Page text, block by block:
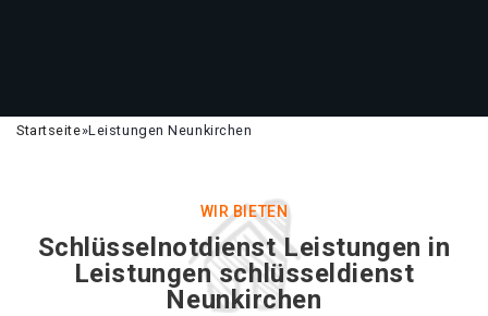
Startseite»Leistungen Neunkirchen
WIR BIETEN
Schlüsselnotdienst Leistungen in
Leistungen schlüsseldienst
Neunkirchen